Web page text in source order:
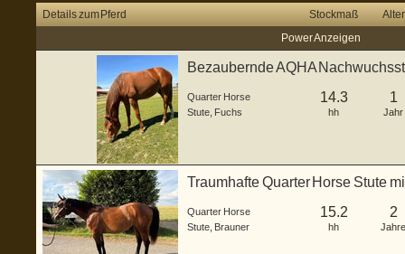
Details zum Pferd Stockmaß
Alter
Power Anzeigen
Bezaubernde AQHA
Quarter Horse
Stute Fuchs
14.3
hh
1
Jahr
Traumhafte Quarter Horse Stute
Quarter Horse
Stute Brauner
15.2
hh
2
Jahre